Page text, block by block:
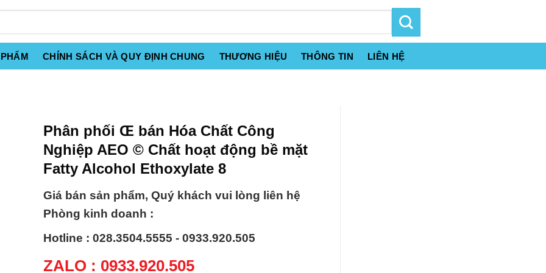
CHÍNH SÁCH VÀ QUY ĐỊNH CHUNG THƯƠNG HIỆU THÔNG TIN LIÊN HỆ
Phân phối Œ bán Hóa Chất Công
Nghiệp AEO © Chất hoạt động bề mặt
Fatty Alcohol Ethoxylate 8
Giá bán sản phẩm, Quý khách vui lòng liên hệ
Phòng kinh doanh :
Hotline : 028.3504.5555 - 0933.920.505
ZALO : 0933.920.505